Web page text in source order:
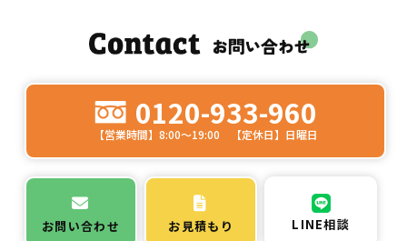
0120-933-960
【営業時間】8:00～19:00 【定休日】日曜日
お問い合わせ お見積もり LINE相談